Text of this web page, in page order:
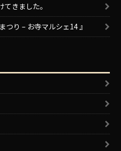
きました。
つり – お寺マルシェ14 』